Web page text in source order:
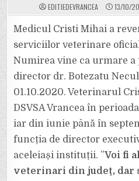
EDITIEDEVRANCEA 13/10/
Medicul Cristi Mihai a
serviciilor veterinare
Numirea vine ca urmare
director dr. Botezatu
01.10.2020. Veterinarul
DSVSA Vrancea în
iar din iunie până în
funcția de director
aceleiași instituții. ”Voi fi
veterinari din județ, dar